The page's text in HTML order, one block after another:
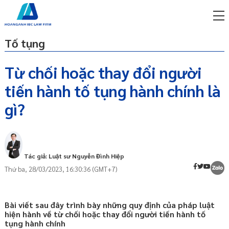
Tố tụng
Từ chối hoặc thay đổi người
tiến hành tố tụng hành chính là
gì?
Tác giả: Luật sư Nguyễn Đình Hiệp
Thứ ba, 28/03/2023, 16:30:36 (GMT+7)
Bài viết sau đây trình bày những quy định của pháp luật
hiện hành về từ chối hoặc thay đổi người tiến hành tố
tụng hành chính
Căn cứ pháp lý
Thay đổi thư kí tòa án, thẩm tra viên.
Thủ tục từ chối tiến hành tố tụng hoặc
Quyết định việc thay đổi Thẩm phán, Hội
thẩm nhân dân, Thẩm tra viên, Thư ký Tòa
phí qua zalo
sư trực tuyến online
ty/doanh nghiệp
gói
phí qua zalo
sư trực tuyến online
ty/doanh nghiệp
gói